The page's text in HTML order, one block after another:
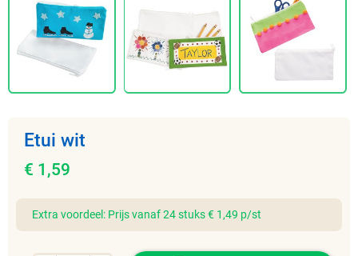
Etui wit
€ 1,59
Extra voordeel: Prijs vanaf 24 stuks € 1,49 p/st